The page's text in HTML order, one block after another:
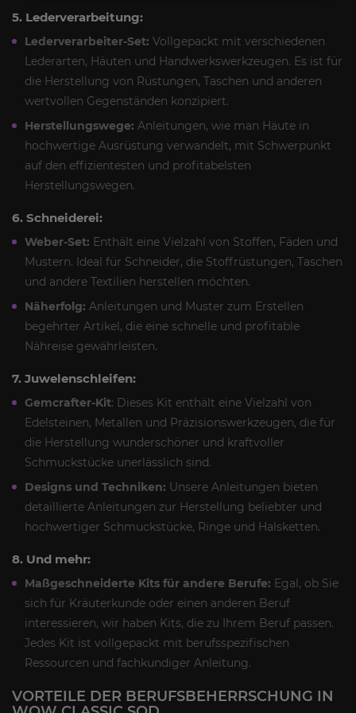
5. Lederverarbeitung:
Lederverarbeiter-Set: Vollgepackt mit verschiedenen
Lederarten, Häuten und Handwerkswerkzeugen. Es ist für
die Herstellung von Rüstungen, Taschen und anderen
wertvollen Gegenständen konzipiert.
Herstellungswege: Anleitungen, wie man Häute in
hochwertige Ausrüstung verwandelt, mit Schwerpunkt
auf den effizientesten und profitabelsten
Herstellungswegen.
6. Schneiderei:
Weber-Set: Enthält eine Vielzahl von Stoffen, Fäden und
Mustern. Ideal für Schneider, die Stoffrüstungen, Taschen
und andere Textilien herstellen möchten.
Näherfolg: Anleitungen und Muster zum Erstellen
begehrter Artikel, die eine schnelle und profitable
Nähreise gewährleisten.
7. Juwelenschleifen:
Gemcrafter-Kit: Dieses Kit enthält eine Vielzahl von
Edelsteinen, Metallen und Präzisionswerkzeugen, die für
die Herstellung wunderschöner und kraftvoller
Schmuckstücke unerlässlich sind.
Designs und Techniken: Unsere Anleitungen bieten
detaillierte Anleitungen zur Herstellung beliebter und
hochwertiger Schmuckstücke, Ringe und Halsketten.
8. Und mehr:
Maßgeschneiderte Kits für andere Berufe: Egal, ob Sie
sich für Kräuterkunde oder einen anderen Beruf
interessieren, wir haben Kits, die zu Ihrem Beruf passen.
Jedes Kit ist vollgepackt mit berufsspezifischen
Ressourcen und fachkundiger Anleitung.
VORTEILE DER BERUFSBEHERRSCHUNG IN